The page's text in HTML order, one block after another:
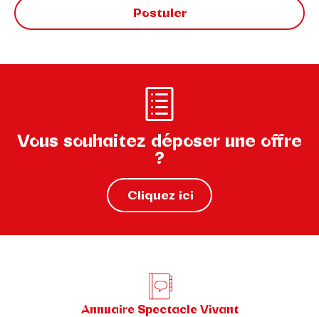
Postuler
Vous souhaitez déposer une offre
?
Cliquez ici
Annuaire Spectacle Vivant